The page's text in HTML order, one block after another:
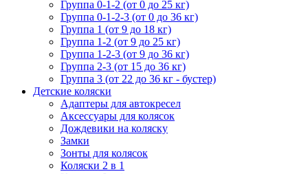
Группа 0-1-2 (от 0 до 25 кг)
Группа 0-1-2-3 (от 0 до 36 кг)
Группа 1 (от 9 до 18 кг)
Группа 1-2 (от 9 до 25 кг)
Группа 1-2-3 (от 9 до 36 кг)
Группа 2-3 (от 15 до 36 кг)
Группа 3 (от 22 до 36 кг - бустер)
Детские коляски
Адаптеры для автокресел
Аксессуары для колясок
Дождевики на коляску
Замки
Зонты для колясок
Коляски 2 в 1